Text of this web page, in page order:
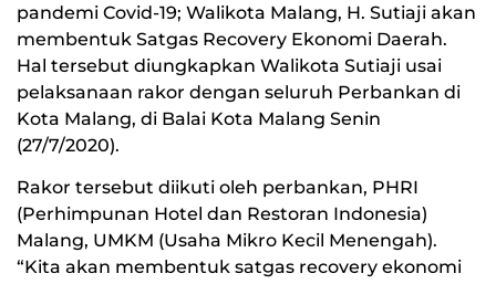
pandemi Covid-19; Walikota Malang, H. Sutiaji akan
membentuk Satgas Recovery Ekonomi Daerah.
Hal tersebut diungkapkan Walikota Sutiaji usai
pelaksanaan rakor dengan seluruh Perbankan di
Kota Malang, di Balai Kota Malang Senin
(27/7/2020).
Rakor tersebut diikuti oleh perbankan, PHRI
(Perhimpunan Hotel dan Restoran Indonesia)
Malang, UMKM (Usaha Mikro Kecil Menengah).
“Kita akan membentuk satgas recovery ekonomi